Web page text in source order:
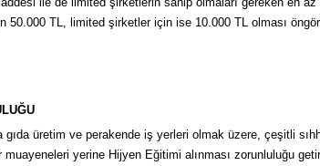
50.000 TL, limited şirketler için ise 10.000 TL olması
üretim ve perakende iş yerleri olmak üzere, çeşitli
yerine Hijyen Eğitimi alınması zorunluluğu